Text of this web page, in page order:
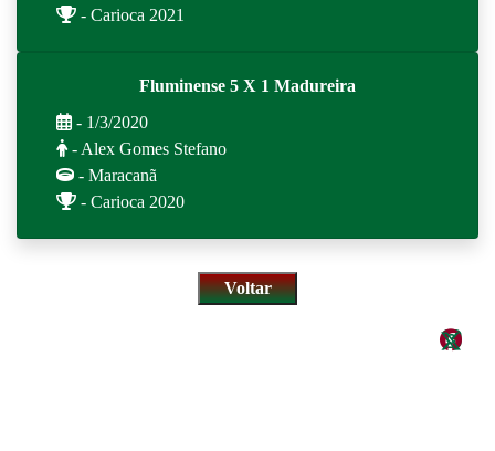
- Carioca 2021
Fluminense 5 X 1 Madureira
- 1/3/2020
- Alex Gomes Stefano
- Maracanã
- Carioca 2020